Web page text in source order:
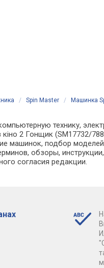
/ Spin Master / Машинка
технику,
2 Гонщик (SM17732/
подбор
обзоры,
согласия редакции.